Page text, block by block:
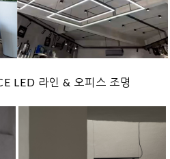
LED 라인 & 오피스 조명